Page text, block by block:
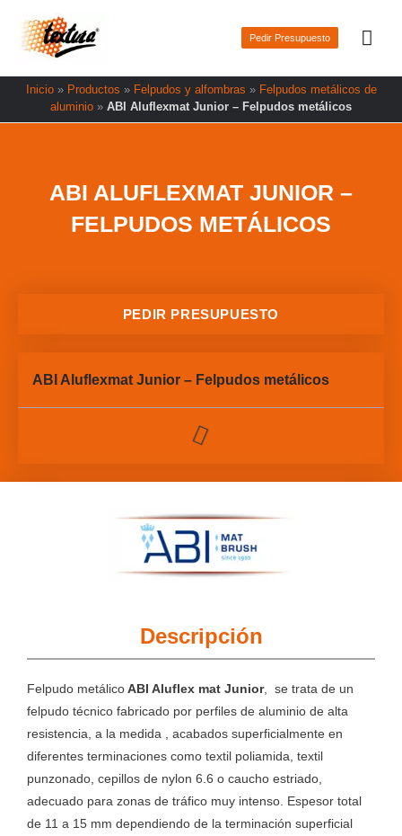
contenido
Pedir Presupuesto
Inicio» Productos » Felpudos y alfombras » Felpudos metálicos de
aluminio » ABI Aluflexmat Junior – Felpudos metálicos
ABI ALUFLEXMAT JUNIOR –
FELPUDOS METÁLICOS
Descripción
Felpudo metálico ABI Aluflex mat Junior, se trata de un
felpudo técnico fabricado por perfiles de aluminio de alta
resistencia, a la medida , acabados superficialmente en
diferentes terminaciones como textil poliamida, textil
punzonado, cepillos de nylon 6.6 o caucho estriado,
adecuado para zonas de tráfico muy intenso. Espesor total
de 11 a 15 mm dependiendo de la terminación superficial
PEDIR PRESUPUESTO
ABI Aluflexmat Junior – Felpudos metálicos